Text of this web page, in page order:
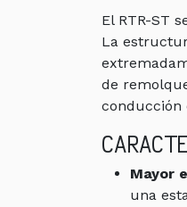
El RTR-ST
La
de
conducción
Mayor
una